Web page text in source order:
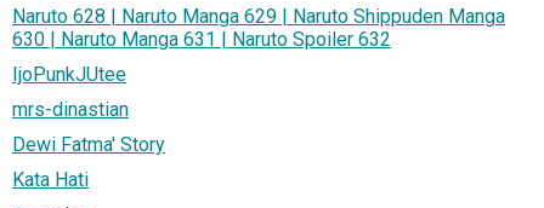
Naruto 628 | Naruto Manga 629 | Naruto Shippuden Manga
630 | Naruto Manga 631 | Naruto Spoiler 632
IjoPunkJUtee
mrs-dinastian
Dewi Fatma' Story
Kata Hati